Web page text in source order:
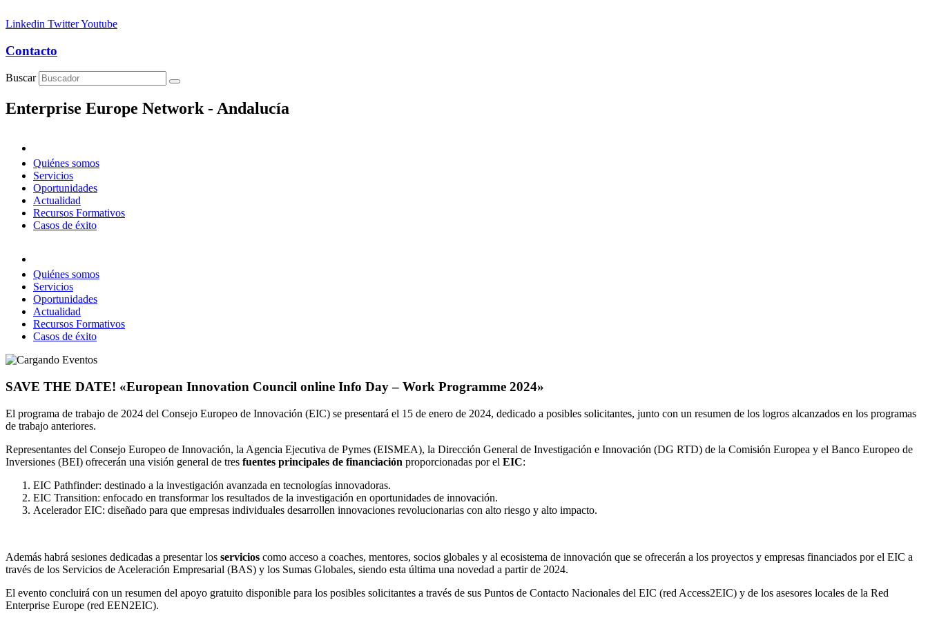
Linkedin TwitterYoutube
Contacto
Buscar
Enterprise Europe Network - Andalucía
Quiénes somos
Servicios
Oportunidades
Actualidad
Recursos Formativos
Casos de éxito
Quiénes somos
Servicios
Oportunidades
Actualidad
Recursos Formativos
Casos de éxito
SAVE THE DATE! «European Innovation Council online Info Day – Work Programme 2024»
El programa de trabajo de 2024 del Consejo Europeo de Innovación (EIC) se presentará el 15 de enero de 2024, dedicado a posibles solicitantes, junto con un resumen de los logros alcanzados en los programas
de trabajo anteriores.
Representantes del Consejo Europeo de Innovación, la Agencia Ejecutiva de Pymes (EISMEA), la Dirección General de Investigación e Innovación (DG RTD) de la Comisión Europea y el Banco Europeo de
Inversiones (BEI) ofrecerán una visión general de tres fuentes principales de financiación proporcionadas por el EIC:
EIC Pathfinder: destinado a la investigación avanzada en tecnologías innovadoras.
EIC Transition: enfocado en transformar los resultados de la investigación en oportunidades de innovación.
Acelerador EIC: diseñado para que empresas individuales desarrollen innovaciones revolucionarias con alto riesgo y alto impacto.
Además habrá sesiones dedicadas a presentar los servicios como acceso a coaches, mentores, socios globales y al ecosistema de innovación que se ofrecerán a los proyectos y empresas financiados por el EIC a
través de los Servicios de Aceleración Empresarial (BAS) y los Sumas Globales, siendo esta última una novedad a partir de 2024.
El evento concluirá con un resumen del apoyo gratuito disponible para los posibles solicitantes a través de sus Puntos de Contacto Nacionales del EIC (red Access2EIC) y de los asesores locales de la Red
Enterprise Europe (red EEN2EIC).